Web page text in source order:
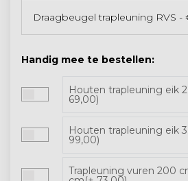
Handig mee te bestellen:
Houten trapleuning eik
69,00)
Houten trapleuning eik
99,00)
Trapleuning vuren 200